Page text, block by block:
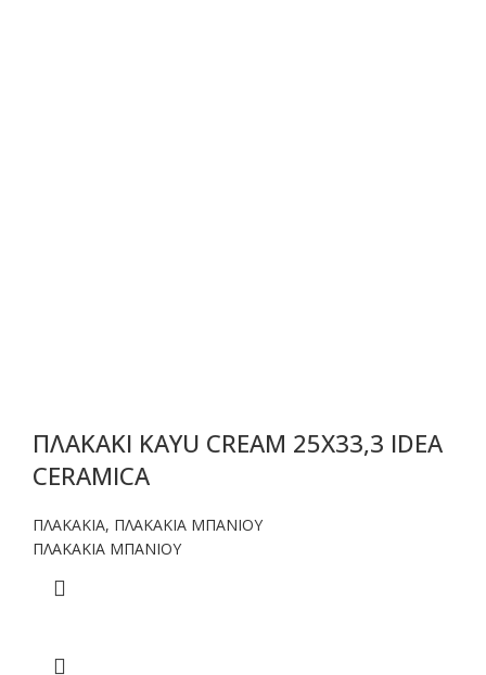
ΠΛΑΚΑΚΙ KAYU CREAM 25X33,3 IDEA
CERAMICA
ΠΛΑΚΑΚΙΑ, ΠΛΑΚΑΚΙΑ ΜΠΑΝΙΟΥ
ΠΛΑΚΑΚΙΑ ΜΠΑΝΙΟΥ